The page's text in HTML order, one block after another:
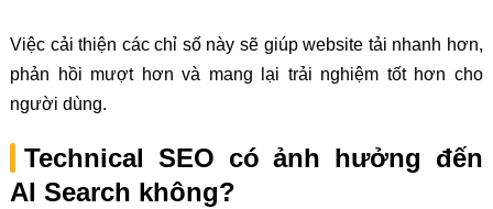
Việc cải thiện các chỉ số này sẽ giúp website tải nhanh hơn,
phản hồi mượt hơn và mang lại trải nghiệm tốt hơn cho
người dùng.
Technical SEO có ảnh hưởng đến
AI Search không?